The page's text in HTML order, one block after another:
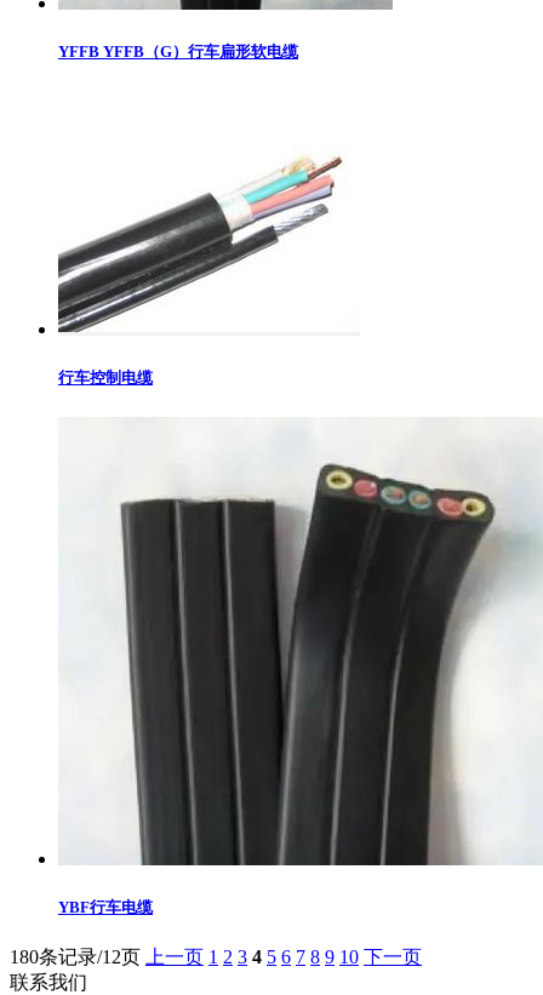
YFFB YFFB（G）行车扁形软电缆
行车控制电缆
YBF行车电缆
180条记录/12页 上一页 1 2 3 4 5 6 7 8 9 10 下一页
联系我们